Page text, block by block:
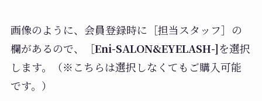
画像のように、会員登録時に［担当スタッフ］の
欄があるので、
［Eni-SALON&EYELASH-]を選択
します。（※こちらは選択しなくてもご購入可能
です。）